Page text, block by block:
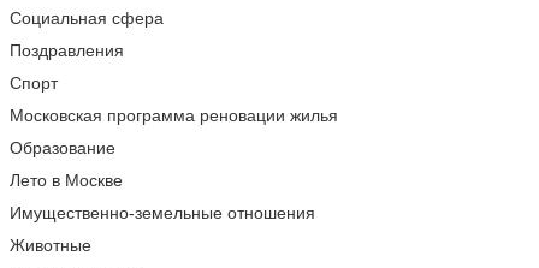
Социальная сфера
Поздравления
Спорт
Московская программа реновации жилья
Образование
Лето в Москве
Имущественно-земельные отношения
Животные